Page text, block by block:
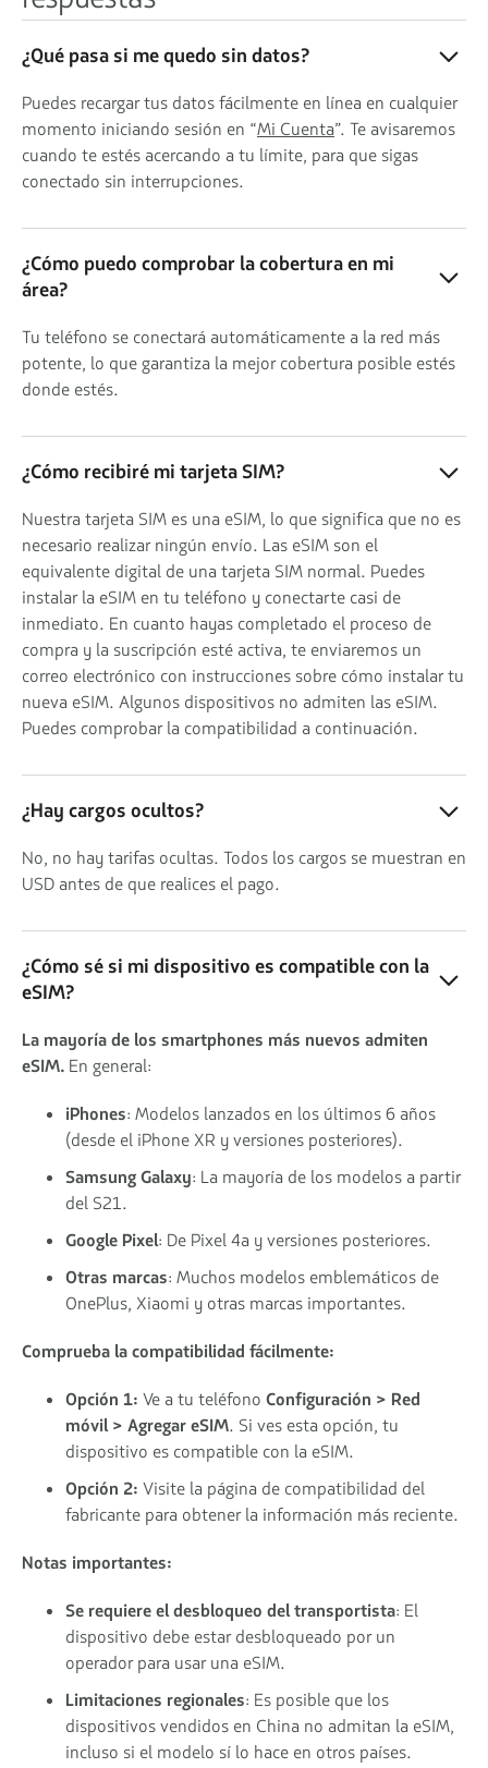
¿Qué pasa si me quedo sin datos?
Puedes recargar tus datos fácilmente en línea en cualquier
momento iniciando sesión en “Mi Cuenta”. Te avisaremos
cuando te estés acercando a tu límite, para que sigas
conectado sin interrupciones.
¿Cómo puedo comprobar la cobertura en mi
área?
Tu teléfono se conectará automáticamente a la red más
potente, lo que garantiza la mejor cobertura posible estés
donde estés.
¿Cómo recibiré mi tarjeta SIM?
Nuestra tarjeta SIM es una eSIM, lo que significa que no es
necesario realizar ningún envío. Las eSIM son el
equivalente digital de una tarjeta SIM normal. Puedes
instalar la eSIM en tu teléfono y conectarte casi de
inmediato. En cuanto hayas completado el proceso de
compra y la suscripción esté activa, te enviaremos un
correo electrónico con instrucciones sobre cómo instalar tu
nueva eSIM. Algunos dispositivos no admiten las eSIM.
Puedes comprobar la compatibilidad a continuación.
¿Hay cargos ocultos?
No, no hay tarifas ocultas. Todos los cargos se muestran en
USD antes de que realices el pago.
¿Cómo sé si mi dispositivo es compatible con la
eSIM?
La mayoría de los smartphones más nuevos admiten
eSIM. En general:
iPhones: Modelos lanzados en los últimos 6 años
(desde el iPhone XR y versiones posteriores).
Samsung Galaxy: La mayoría de los modelos a partir
del S21.
Google Pixel: De Pixel 4a y versiones posteriores.
Otras marcas: Muchos modelos emblemáticos de
OnePlus, Xiaomi y otras marcas importantes.
Comprueba la compatibilidad fácilmente:
Opción 1: Ve a tu teléfono Configuración > Red
móvil > Agregar eSIM. Si ves esta opción, tu
dispositivo es compatible con la eSIM.
Opción 2: Visite la página de compatibilidad del
fabricante para obtener la información más reciente.
Notas importantes:
Se requiere el desbloqueo del transportista: El
dispositivo debe estar desbloqueado por un
operador para usar una eSIM.
Limitaciones regionales: Es posible que los
dispositivos vendidos en China no admitan la eSIM,
incluso si el modelo sí lo hace en otros países.